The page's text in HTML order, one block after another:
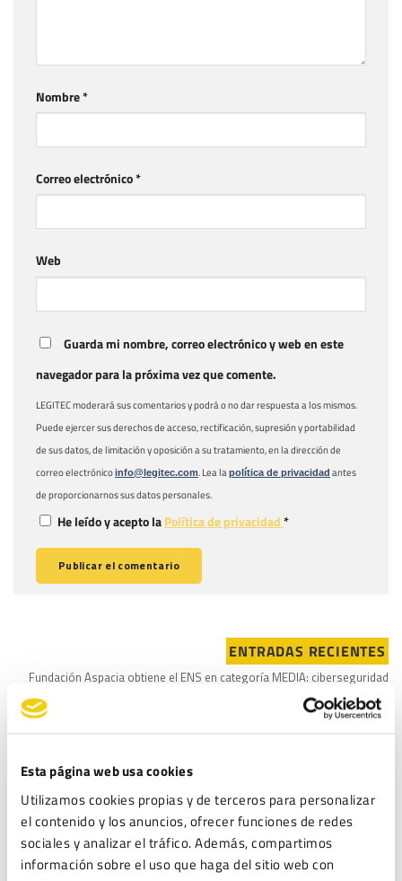
Esta página web usa cookies
Utilizamos cookies propias y de terceros para personalizar
el contenido y los anuncios, ofrecer funciones de redes
sociales y analizar el tráfico. Además, compartimos
información sobre el uso que haga del sitio web con
Nombre*
Correo electrónico*
Web
Guarda mi nombre, correo electrónico y web en este
navegador para la próxima vez que comente.
LEGITEC moderará sus comentarios y podrá o no dar respuesta a los mismos.
Puede ejercer sus derechos de acceso, rectificación, supresión y portabilidad
de sus datos, de limitación y oposición a su tratamiento, en la dirección de
correo electrónicoinfo@legitec.com. Lea lapolítica de privacidad antes
de proporcionarnos sus datos personales.
He leído y acepto laPolítica de privacidad*
ENTRADAS RECIENTES
Fundación Aspacia obtiene el ENS en categoría MEDIA: ciberseguridad
para proteger su misión social
Inteligencia Artificial en la organización: de la norma a la acción
Lista Robinson: Qué es y cómo afecta a las campañas de marketing de tu
empresa
Protocolo de Acoso: Guía para Empresas